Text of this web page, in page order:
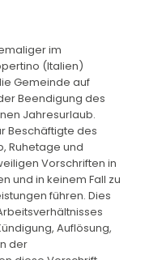
im
(Italien)
Gemeinde auf
Beendigung des
Jahresurlaub.
Beschäftigte des
Ruhetage und
Vorschriften in
und in keinem Fall zu
führen. Dies
Auflösung,
der